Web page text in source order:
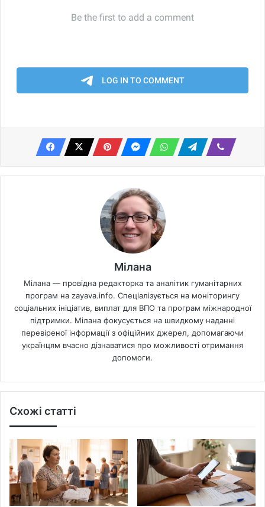
Мілана
Мілана — провідна редакторка та аналітик гуманітарних
програм на zayava.info. Спеціалізується на моніторингу
соціальних ініціатив, виплат для ВПО та програм міжнародної
підтримки. Мілана фокусується на швидкому наданні
перевіреної інформації з офіційних джерел, допомагаючи
українцям вчасно дізнаватися про можливості отримання
допомоги.
Схожі статті